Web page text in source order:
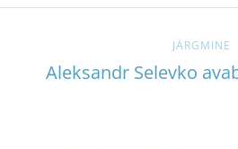
JÄRGMINE
Aleksandr Selevko